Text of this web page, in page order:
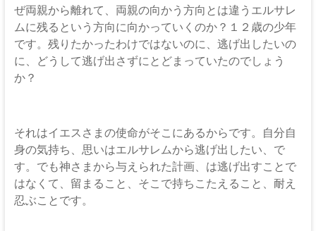
ぜ両親から離れて、両親の向かう方向とは違うエルサレ
ムに残るという方向に向かっていくのか？１２歳の少年
です。残りたかったわけではないのに、逃げ出したいの
に、どうして逃げ出さずにとどまっていたのでしょう
か？
それはイエスさまの使命がそこにあるからです。自分自
身の気持ち、思いはエルサレムから逃げ出したい、で
す。でも神さまから与えられた計画、は逃げ出すことで
はなくて、留まること、そこで持ちこたえること、耐え
忍ぶことです。